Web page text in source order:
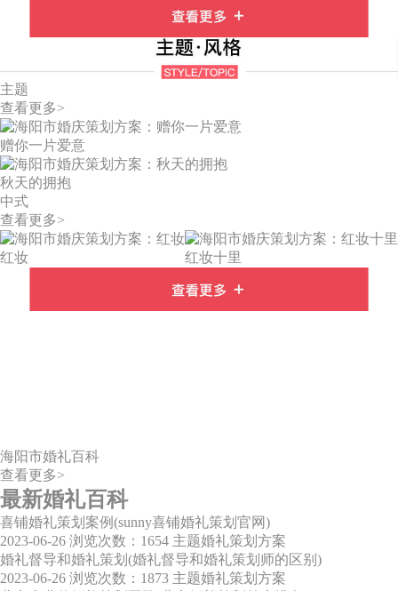
主题
查看更多>
赠你一片爱意
秋天的拥抱
中式
查看更多>
红妆 红妆十里
海阳市婚礼百科
查看更多>
最新婚礼百科
喜铺婚礼策划案例(sunny喜铺婚礼策划官网)
2023-06-26 浏览次数：1654 主题婚礼策划方案
婚礼督导和婚礼策划(婚礼督导和婚礼策划师的区别)
2023-06-26 浏览次数：1873 主题婚礼策划方案